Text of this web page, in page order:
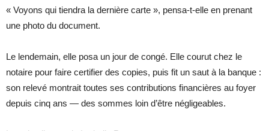
« Voyons qui tiendra la dernière carte », pensa-t-elle en prenant
une photo du document.
Le lendemain, elle posa un jour de congé. Elle courut chez le
notaire pour faire certifier des copies, puis fit un saut à la banque :
son relevé montrait toutes ses contributions financières au foyer
depuis cinq ans — des sommes loin d’être négligeables.